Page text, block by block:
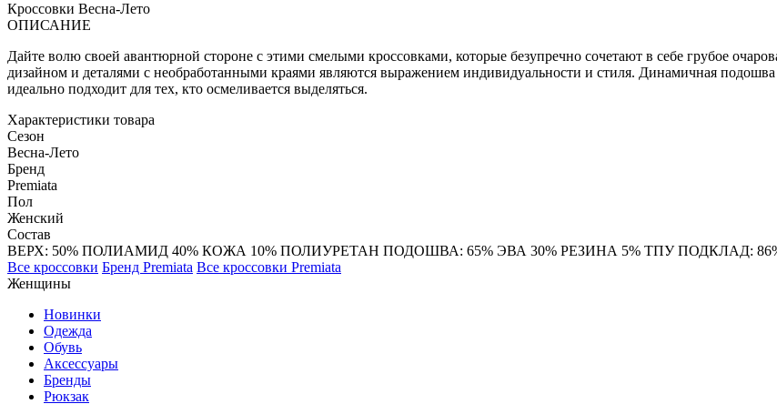
Кроссовки Весна-Лето
ОПИСАНИЕ
Дайте волю своей авантюрной стороне с этими смелыми кроссовками, которые безупречно сочетают в себе грубое
дизайном и деталями с необработанными краями являются выражением индивидуальности и стиля. Динамичная
идеально подходит для тех, кто осмеливается выделяться.
Характеристики товара
Сезон
Весна-Лето
Бренд
Premiata
Пол
Женский
Состав
ВЕРХ: 50% ПОЛИАМИД 40% КОЖА 10% ПОЛИУРЕТАН ПОДОШВА: 65% ЭВА 30% РЕЗИНА 5% ТПУ ПОДКЛАД:
Все кроссовки Бренд Premiata Все кроссовки Premiata
Женщины
Новинки
Одежда
Обувь
Аксессуары
Бренды
Рюкзак